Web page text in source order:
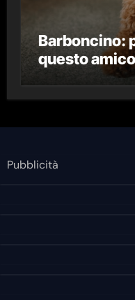
Barboncino:
questo
Pubblicità